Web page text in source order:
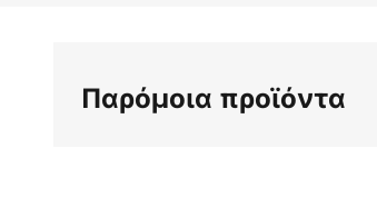
συλλογής
Παρόμοια προϊόντα